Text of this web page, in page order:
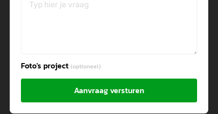
Foto's project(optioneel)
Aanvraag versturen